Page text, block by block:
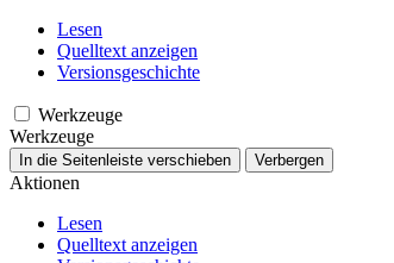
Lesen
Quelltext anzeigen
Versionsgeschichte
Werkzeuge
Werkzeuge
In die Seitenleiste verschieben Verbergen
Aktionen
Lesen
Quelltext anzeigen